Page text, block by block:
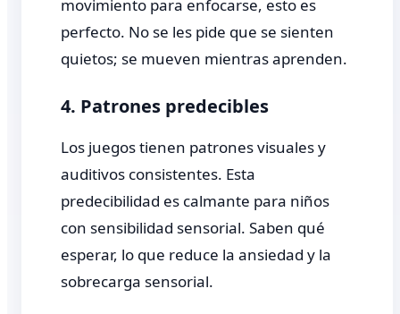
movimiento para enfocarse, esto es
perfecto. No se les pide que se sienten
quietos; se mueven mientras aprenden.
4. Patrones predecibles
Los juegos tienen patrones visuales y
auditivos consistentes. Esta
predecibilidad es calmante para niños
con sensibilidad sensorial. Saben qué
esperar, lo que reduce la ansiedad y la
sobrecarga sensorial.